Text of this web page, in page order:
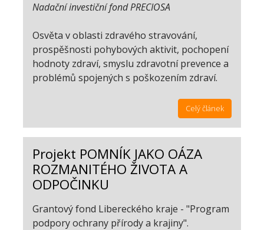
Nadační investiční fond PRECIOSA
Osvěta v oblasti zdravého stravování,
prospěšnosti pohybových aktivit, pochopení
hodnoty zdraví, smyslu zdravotní prevence a
problémů spojených s poškozením zdraví.
Celý článek
Projekt POMNÍK JAKO OÁZA
ROZMANITÉHO ŽIVOTA A
ODPOČINKU
Grantový fond Libereckého kraje - "Program
podpory ochrany přírody a krajiny".